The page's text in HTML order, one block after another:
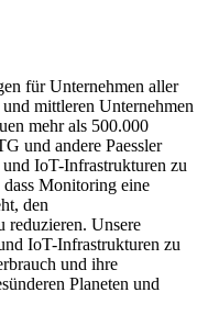
für Unternehmen aller
mittleren Unternehmen
mehr als 500.000
und andere Paessler
IoT-Infrastrukturen zu
Monitoring eine
den
reduzieren. Unsere
IoT-Infrastrukturen zu
und ihre
Planeten und